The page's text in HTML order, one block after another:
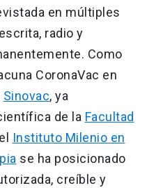
en múltiples
radio y
Como
CoronaVac en
Sinovac, ya
de la Facultad
Instituto Milenio en
se ha posicionado
creíble y